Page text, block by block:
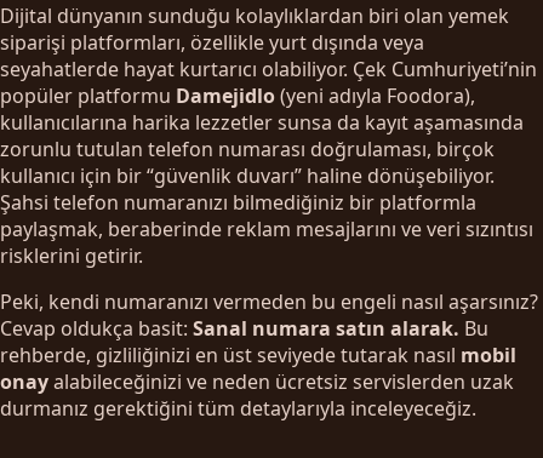
Dijital dünyanın sunduğu kolaylıklardan biri olan yemek
siparişi platformları, özellikle yurt dışında veya
seyahatlerde hayat kurtarıcı olabiliyor. Çek Cumhuriyeti’nin
popüler platformu Damejidlo(yeni adıyla Foodora),
kullanıcılarına harika lezzetler sunsa da kayıt aşamasında
zorunlu tutulan telefon numarası doğrulaması, birçok
kullanıcı için bir “güvenlik duvarı” haline dönüşebiliyor.
Şahsi telefon numaranızı bilmediğiniz bir platformla
paylaşmak, beraberinde reklam mesajlarını ve veri sızıntısı
risklerini getirir.
Peki, kendi numaranızı vermeden bu engeli nasıl aşarsınız?
Cevap oldukça basit: Sanal numara satın alarak. Bu
rehberde, gizliliğinizi en üst seviyede tutarak nasıl mobil
onayalabileceğinizi ve neden ücretsiz servislerden uzak
durmanız gerektiğini tüm detaylarıyla inceleyeceğiz.